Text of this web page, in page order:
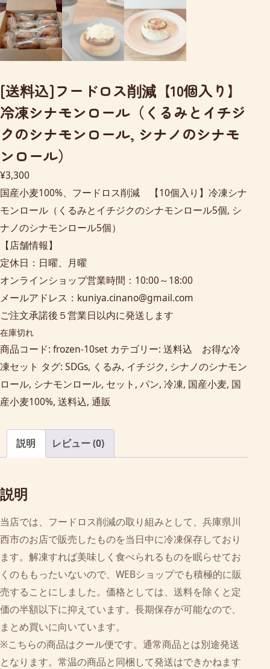
[送料込]フードロス削減【10個入り】
冷凍シナモンロール（くるみとイチジ
クのシナモンロール, シナノのシナモ
ンロール）
¥3,300
国産小麦100%、フードロス削減 【10個入り】冷凍シナ
モンロール（くるみとイチジクのシナモンロール5個, シ
ナノのシナモンロール5個）
【店舗情報】
定休日：日曜、月曜
オンラインショップ営業時間：10:00～18:00
メールアドレス：kuniya.cinano@gmail.com
ご注文承諾後５営業日以内に発送します
在庫切れ
商品コード: frozen-10set カテゴリー: 送料込 お得な冷
凍セット タグ: SDGs, くるみ, イチジク, シナノのシナモン
ロール, シナモンロール, セット , パン, 冷凍, 国産小麦, 国
産小麦100%, 送料込, 通販
説明 レビュー (0)
説明
当店では、フードロス削減の取り組みとして、兵庫県川
西市のお店で販売したものを当日中に冷凍保存しており
ます。解凍すれば美味しく食べられるものを眠らせてお
くのももったいないので、WEBショップでも積極的に販
売することにしました。価格としては、送料を除くと定
価の半額以下に抑えています。長期保存が可能なので、
まとめ買いに向いています。
※こちらの商品はクール便です。通常商品とは別途発送
となります。常温の商品と同梱して発送はできかねます